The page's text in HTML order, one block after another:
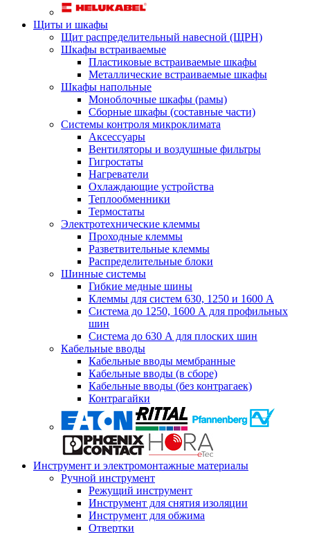
Щиты и шкафы
Щит распределительный навесной (ЩРН)
Шкафы встраиваемые
Пластиковые встраиваемые шкафы
Металлические встраиваемые шкафы
Шкафы напольные
Моноблочные шкафы (рамы)
Сборные шкафы (составные части)
Системы контроля микроклимата
Аксессуары
Вентиляторы и воздушные фильтры
Гигростаты
Нагреватели
Охлаждающие устройства
Теплообменники
Термостаты
Электротехнические клеммы
Проходные клеммы
Разветвительные клеммы
Распределительные блоки
Шинные системы
Гибкие медные шины
Клеммы для систем 630, 1250 и 1600 А
Система до 1250, 1600 А для профильных
шин
Система до 630 А для плоских шин
Кабельные вводы
Кабельные вводы мембранные
Кабельные вводы (в сборе)
Кабельные вводы (без контрагаек)
Контрагайки
Инструмент и электромонтажные материалы
Ручной инструмент
Режущий инструмент
Инструмент для снятия изоляции
Инструмент для обжима
Отвертки